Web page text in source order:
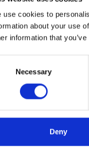
use cookies to
about your use
information that
Necessary
Deny
w
/
/